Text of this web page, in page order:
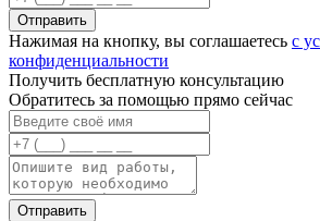
Нажимая на кнопку, вы соглашаетесь с
конфиденциальности
Получить бесплатную консультацию
Обратитесь за помощью прямо сейчас